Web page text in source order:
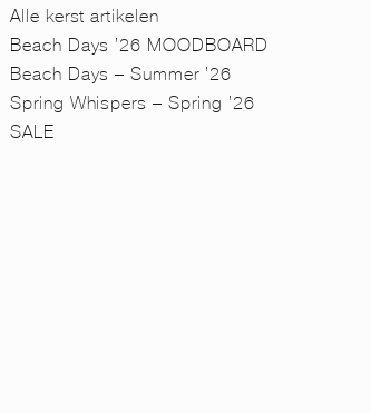
Alle kerst artikelen
Beach Days ’26 MOODBOARD
Beach Days – Summer ’26
Spring Whispers – Spring ’26
SALE